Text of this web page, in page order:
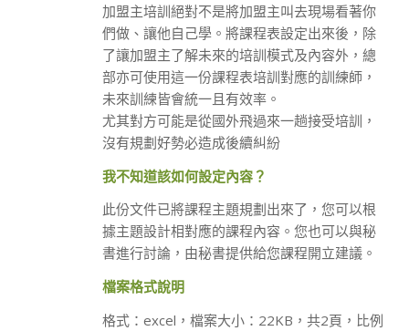
加盟主培訓絕對不是將加盟主叫去現場看著你
們做、讓他自己學。將課程表設定出來後，除
了讓加盟主了解未來的培訓模式及內容外，總
部亦可使用這一份課程表培訓對應的訓練師，
未來訓練皆會統一且有效率。
尤其對方可能是從國外飛過來一趟接受培訓，
沒有規劃好勢必造成後續糾紛
我不知道該如何設定內容？
此份文件已將課程主題規劃出來了，您可以根
據主題設計相對應的課程內容。您也可以與秘
書進行討論，由秘書提供給您課程開立建議。
檔案格式說明
格式：excel，檔案大小：22KB，共2頁，比例